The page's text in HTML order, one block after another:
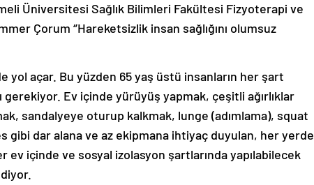
Üniversitesi Sağlık Bilimleri Fakültesi Fizyoterapi ve
Çorum ‘’Hareketsizlik insan sağlığını olumsuz
yol açar. Bu yüzden 65 yaş üstü insanların her şart
Ev içinde yürüyüş yapmak, çeşitli ağırlıklar
sandalyeye oturup kalkmak, lunge (adımlama), squat
gibi dar alana ve az ekipmana ihtiyaç duyulan, her yerde
ev içinde ve sosyal izolasyon şartlarında yapılabilecek